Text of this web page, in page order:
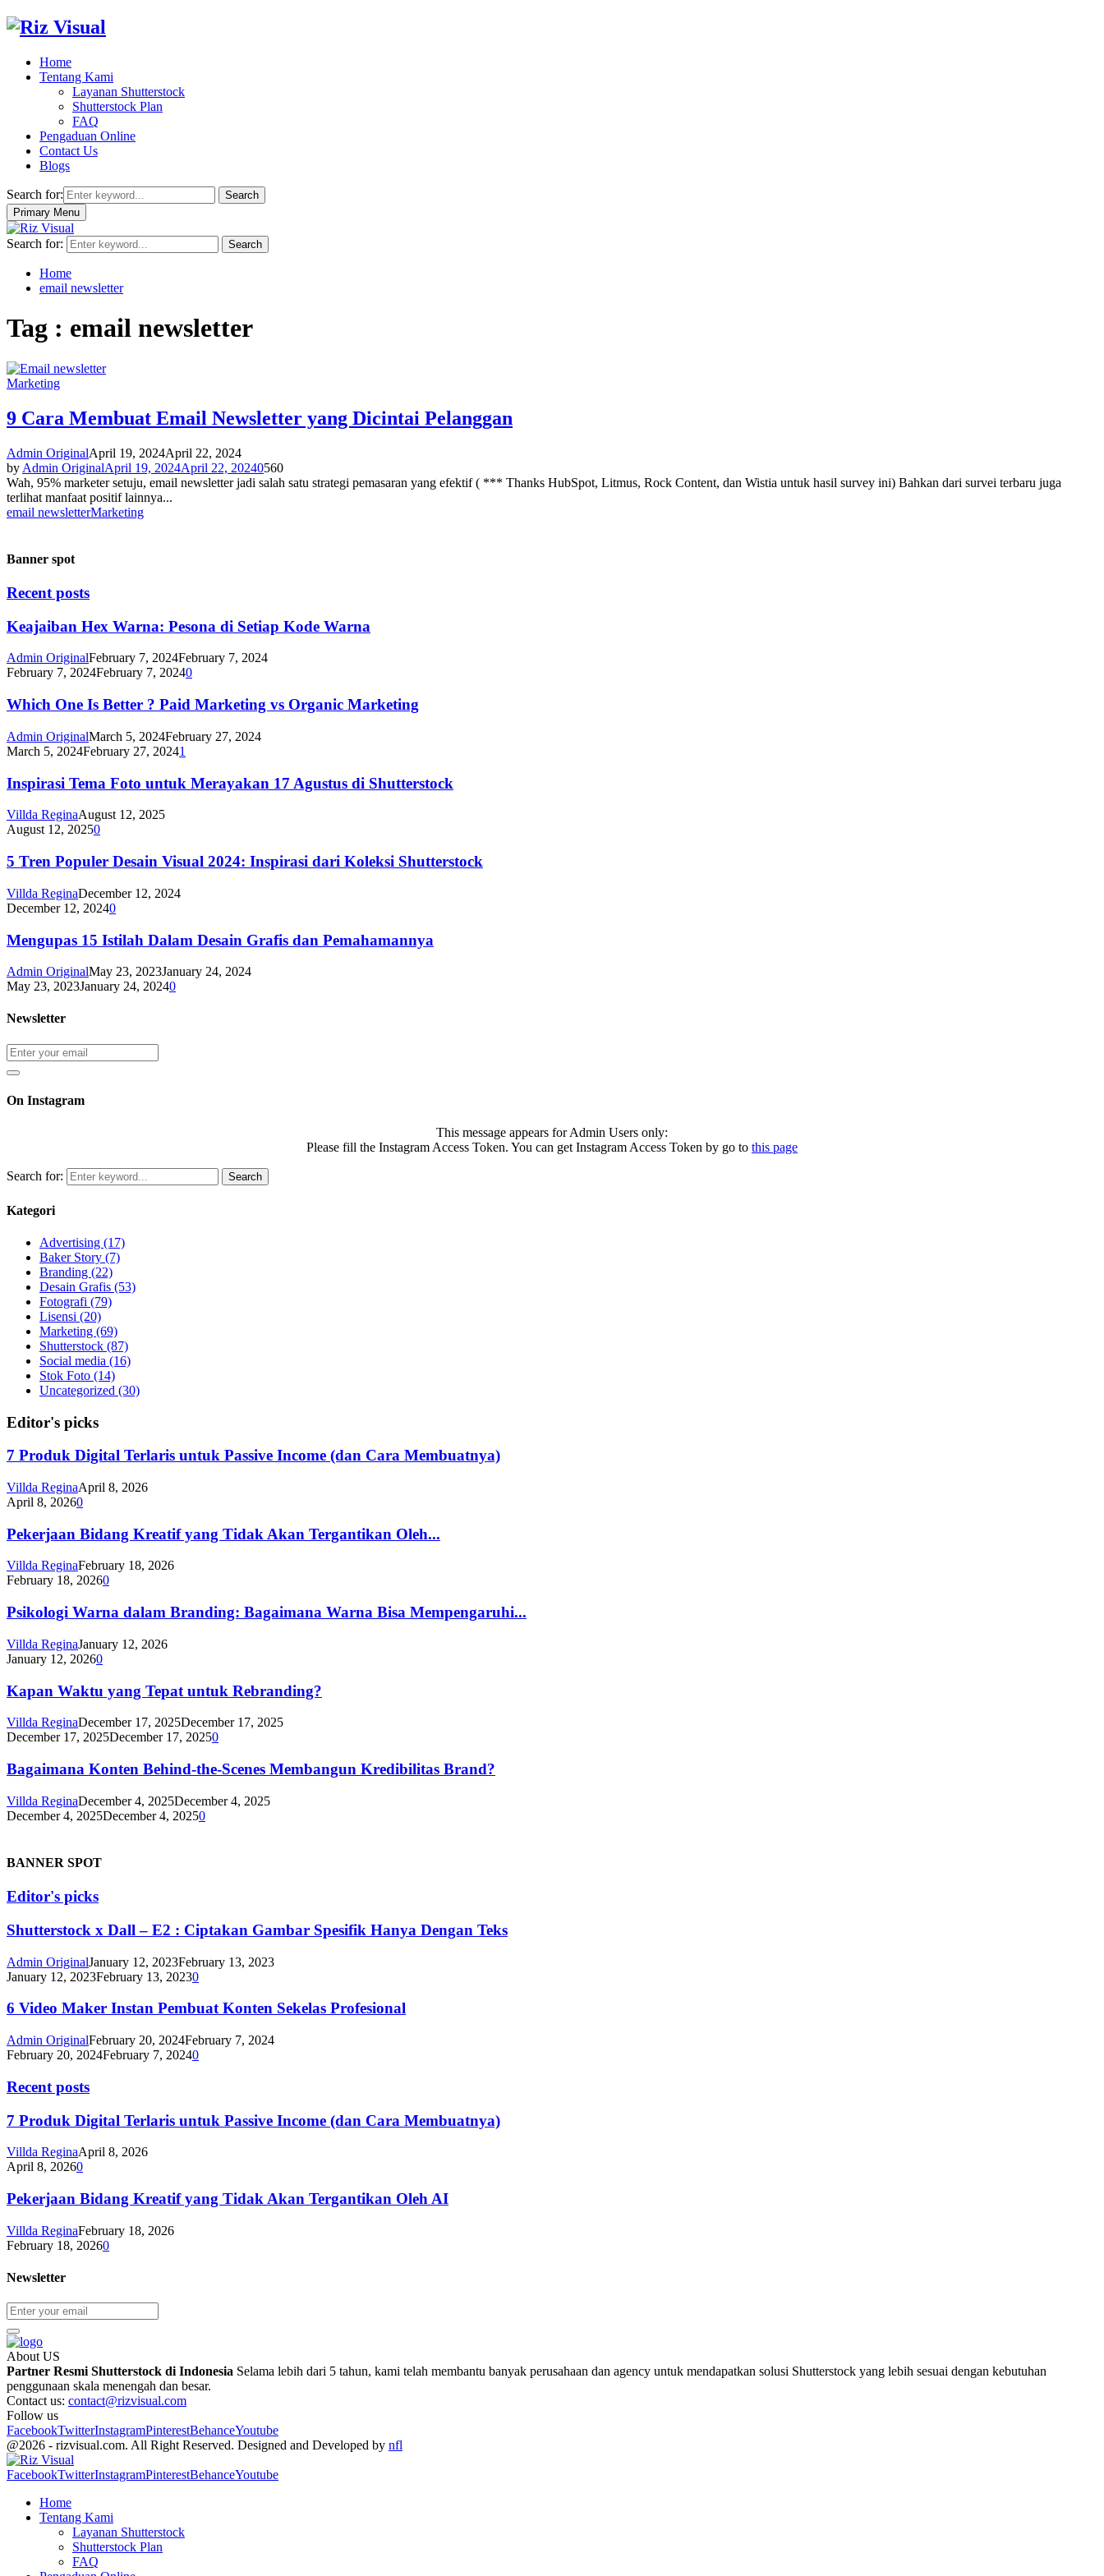
Home
Tentang Kami
Layanan Shutterstock
Shutterstock Plan
FAQ
Pengaduan Online
Contact Us
Blogs
Search for:
Search
Primary Menu
Search for: Search
Home
email newsletter
Tag : email newsletter
Marketing
9 Cara Membuat Email Newsletter yang Dicintai Pelanggan
Admin OriginalApril 19, 2024April 22, 2024
by Admin OriginalApril 19, 2024April 22, 20240560
Wah, 95% marketer setuju, email newsletter jadi salah satu strategi pemasaran yang efektif ( *** Thanks HubSpot, Litmus, Rock Content, dan Wistia untuk hasil survey ini) Bahkan dari survei terbaru juga
terlihat manfaat positif lainnya...
email newsletterMarketing
Banner spot
Recent posts
Keajaiban Hex Warna: Pesona di Setiap Kode Warna
Admin OriginalFebruary 7, 2024February 7, 2024
February 7, 2024February 7, 20240
Which One Is Better ? Paid Marketing vs Organic Marketing
Admin OriginalMarch 5, 2024February 27, 2024
March 5, 2024February 27, 20241
Inspirasi Tema Foto untuk Merayakan 17 Agustus di Shutterstock
Villda ReginaAugust 12, 2025
August 12, 20250
5 Tren Populer Desain Visual 2024: Inspirasi dari Koleksi Shutterstock
Villda ReginaDecember 12, 2024
December 12, 20240
Mengupas 15 Istilah Dalam Desain Grafis dan Pemahamannya
Admin OriginalMay 23, 2023January 24, 2024
May 23, 2023January 24, 20240
Newsletter
On Instagram
This message appears for Admin Users only:
Please fill the Instagram Access Token. You can get Instagram Access Token by go to this page
Search for: Search
Kategori
Advertising (17)
Baker Story (7)
Branding (22)
Desain Grafis (53)
Fotografi (79)
Lisensi (20)
Marketing (69)
Shutterstock (87)
Social media (16)
Stok Foto (14)
Uncategorized (30)
Editor's picks
7 Produk Digital Terlaris untuk Passive Income (dan Cara Membuatnya)
Villda ReginaApril 8, 2026
April 8, 20260
Pekerjaan Bidang Kreatif yang Tidak Akan Tergantikan Oleh...
Villda ReginaFebruary 18, 2026
February 18, 20260
Psikologi Warna dalam Branding: Bagaimana Warna Bisa Mempengaruhi...
Villda ReginaJanuary 12, 2026
January 12, 20260
Kapan Waktu yang Tepat untuk Rebranding?
Villda ReginaDecember 17, 2025December 17, 2025
December 17, 2025December 17, 20250
Bagaimana Konten Behind-the-Scenes Membangun Kredibilitas Brand?
Villda ReginaDecember 4, 2025December 4, 2025
December 4, 2025December 4, 20250
BANNER SPOT
Editor's picks
Shutterstock x Dall – E2 : Ciptakan Gambar Spesifik Hanya Dengan Teks
Admin OriginalJanuary 12, 2023February 13, 2023
January 12, 2023February 13, 20230
6 Video Maker Instan Pembuat Konten Sekelas Profesional
Admin OriginalFebruary 20, 2024February 7, 2024
February 20, 2024February 7, 20240
Recent posts
7 Produk Digital Terlaris untuk Passive Income (dan Cara Membuatnya)
Villda ReginaApril 8, 2026
April 8, 20260
Pekerjaan Bidang Kreatif yang Tidak Akan Tergantikan Oleh AI
Villda ReginaFebruary 18, 2026
February 18, 20260
Newsletter
About US
Partner Resmi Shutterstock di Indonesia Selama lebih dari 5 tahun, kami telah membantu banyak perusahaan dan agency untuk mendapatkan solusi Shutterstock yang lebih sesuai dengan kebutuhan
penggunaan skala menengah dan besar.
Contact us: contact@rizvisual.com
Follow us
FacebookTwitterInstagramPinterestBehanceYoutube
@2026 - rizvisual.com. All Right Reserved. Designed and Developed by nfl
FacebookTwitterInstagramPinterestBehanceYoutube
Home
Tentang Kami
Layanan Shutterstock
Shutterstock Plan
FAQ